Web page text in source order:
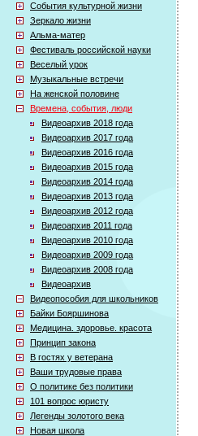
События культурной жизни
Зеркало жизни
Альма-матер
Фестиваль российской науки
Веселый урок
Музыкальные встречи
На женской половине
Времена, события, люди
Видеоархив 2018 года
Видеоархив 2017 года
Видеоархив 2016 года
Видеоархив 2015 года
Видеоархив 2014 года
Видеоархив 2013 года
Видеоархив 2012 года
Видеоархив 2011 года
Видеоархив 2010 года
Видеоархив 2009 года
Видеоархив 2008 года
Видеоархив
Видеопособия для школьников
Байки Бояршинова
Медицина. здоровье. красота
Принцип закона
В гостях у ветерана
Ваши трудовые права
О политике без политики
101 вопрос юристу
Легенды золотого века
Новая школа